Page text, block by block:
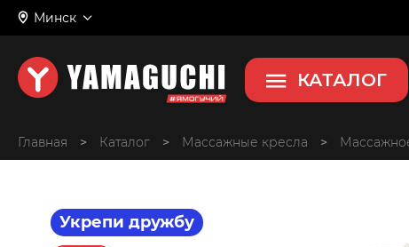
Минск
КАТАЛОГ
Главная > > Массажные кресла >
Укрепи дружбу
Массажное кресло